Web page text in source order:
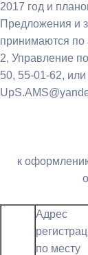
2017 год и
Предложения и
принимаются по
2, Управление
50, 55-01-62,
к
Адрес
по месту